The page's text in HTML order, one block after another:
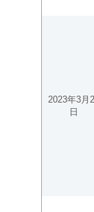
2023年3月
日